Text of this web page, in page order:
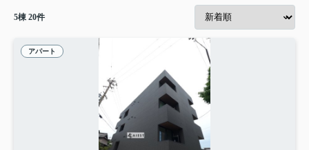
5棟 20件
アパート